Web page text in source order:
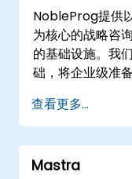
询合作伙伴
码、数据和战略
行业专家的直接
倾向于线下协作
场所或
空间，在模拟您
Google AI技术，
求。 作为
供商，
最新进展联系起
NobleProg提供
为核心的战略咨
的基础设施。我
础，将企业级准
家顾问通过沉浸
引导您全面了解
内存到网关和可
与还是线下研讨
查看更多...
Mastra